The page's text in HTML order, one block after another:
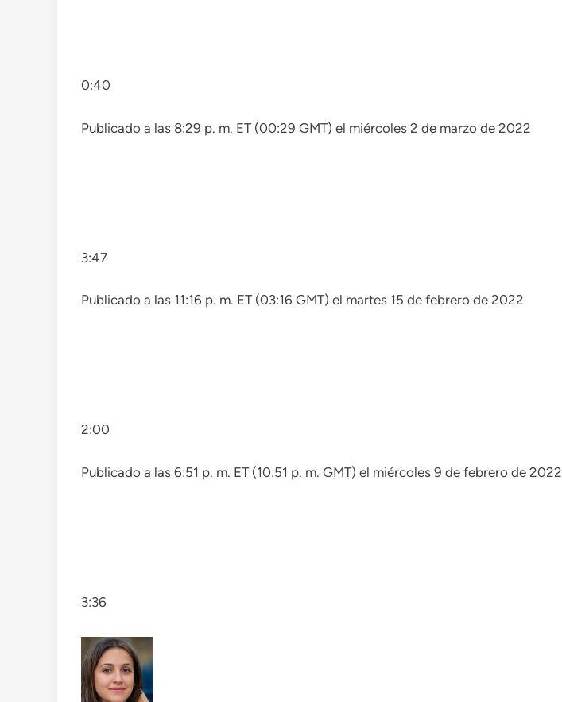
0:40
Publicado a las 8:29 p. m. ET (00:29 GMT) el miércoles 2 de marzo de 2022
3:47
Publicado a las 11:16 p. m. ET (03:16 GMT) el martes 15 de febrero de 2022
2:00
Publicado a las 6:51 p. m. ET (10:51 p. m. GMT) el miércoles 9 de febrero de 2022
3:36